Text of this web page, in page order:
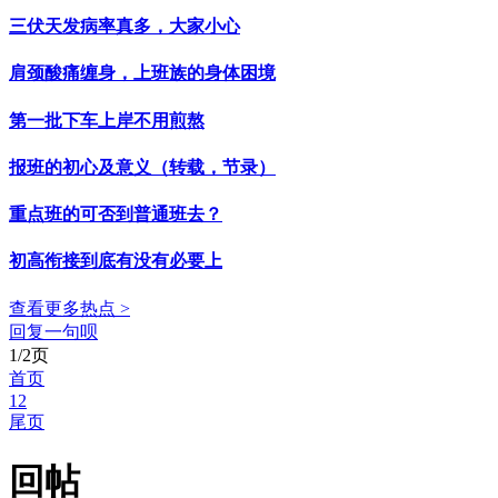
三伏天发病率真多，大家小心
肩颈酸痛缠身，上班族的身体困境
第一批下车上岸不用煎熬
报班的初心及意义（转载，节录）
重点班的可否到普通班去？
初高衔接到底有没有必要上
查看更多热点 >
回复一句呗
1/2页
首页
1 2
尾页
回帖